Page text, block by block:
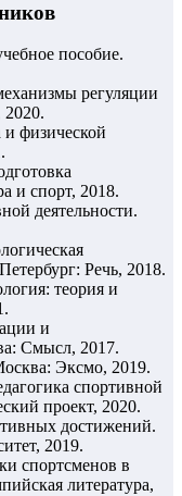
пособие.
регуляции
физической
и спорт, 2018.
деятельности.
Речь, 2018.
теория и
и
Смысл, 2017.
Эксмо, 2019.
спортивной
проект, 2020.
достижений.
2019.
спортсменов в
литература,